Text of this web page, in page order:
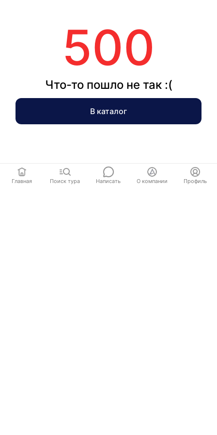
500
Что-то пошло не так :(
В каталог
Главная Поиск тура Написать О компании Профиль